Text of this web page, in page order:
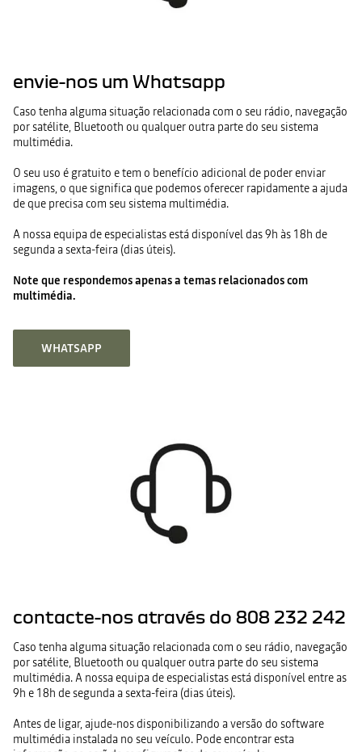
envie-nos um Whatsapp
Caso tenha alguma situação relacionada com o seu rádio, navegação
por satélite, Bluetooth ou qualquer outra parte do seu sistema
multimédia.
O seu uso é gratuito e tem o benefício adicional de poder enviar
imagens, o que significa que podemos oferecer rapidamente a ajuda
de que precisa com seu sistema multimédia.
A nossa equipa de especialistas está disponível das 9h às 18h de
segunda a sexta-feira (dias úteis).
Note que respondemos apenas a temas relacionados com
multimédia.
WHATSAPP
contacte-nos através do 808 232 242
Caso tenha alguma situação relacionada com o seu rádio, navegação
por satélite, Bluetooth ou qualquer outra parte do seu sistema
multimédia. A nossa equipa de especialistas está disponível entre as
9h e 18h de segunda a sexta-feira (dias úteis).
Antes de ligar, ajude-nos disponibilizando a versão do software
multimédia instalada no seu veículo. Pode encontrar esta